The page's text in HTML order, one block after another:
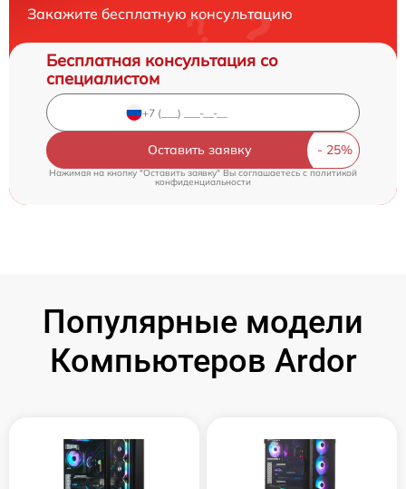
Закажите бесплатную консультацию
Бесплатная консультация со
специалистом
Оставить заявку
Нажимая на кнопку "Оставить заявку" Вы соглашаетесь cполитикой
конфиденциальности
Популярные модели
Компьютеров Ardor